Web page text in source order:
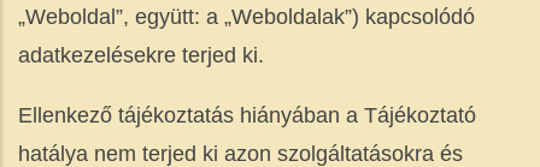
„Weboldal”, együtt: a „Weboldalak”) kapcsolódó
adatkezelésekre terjed ki.
Ellenkező tájékoztatás hiányában a Tájékoztató
hatálya nem terjed ki azon szolgáltatásokra és